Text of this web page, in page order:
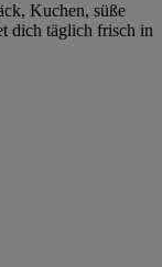
Kuchen, süße
dich täglich frisch in